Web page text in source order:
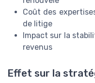
Coût des
de litige
Impact sur la
revenus
Effet sur la